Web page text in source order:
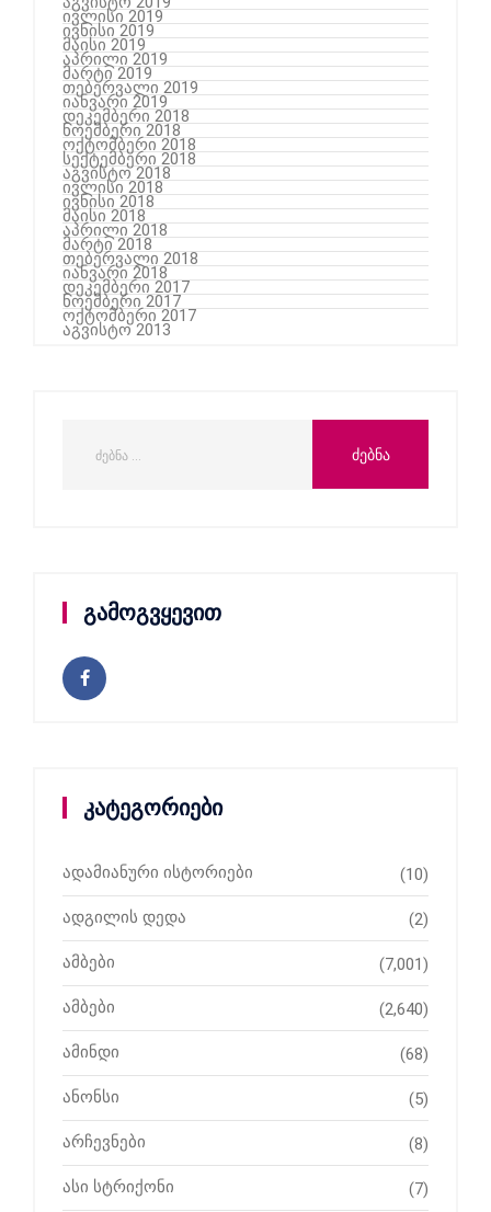
ივლისი 2019
ივნისი 2019
მაისი 2019
აპრილი 2019
მარტი 2019
თებერვალი 2019
იანვარი 2019
დეკემბერი 2018
ნოემბერი 2018
ოქტომბერი 2018
სექტემბერი 2018
აგვისტო 2018
ივლისი 2018
ივნისი 2018
მაისი 2018
აპრილი 2018
მარტი 2018
თებერვალი 2018
იანვარი 2018
დეკემბერი 2017
ნოემბერი 2017
ოქტომბერი 2017
აგვისტო 2013
გამოგვყევით
კატეგორიები
ადამიანური ისტორიები (10)
ადგილის დედა (2)
ამბები (7,001)
ამბები (2,640)
ამინდი (68)
ანონსი (5)
არჩევნები (8)
ასი სტრიქონი (7)